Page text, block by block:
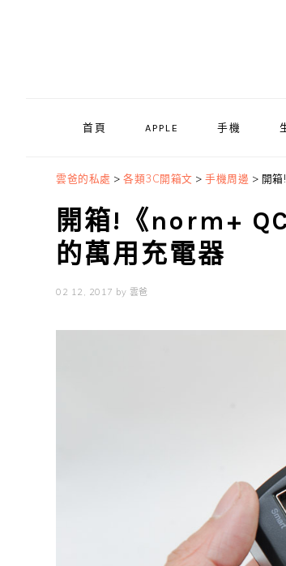
首頁 APPLE 手機
雲爸的私處 > 各類3C開箱文 > 手機周邊 > 開
開箱!《norm+
的萬用充電器
02 12, 2017 by 雲爸